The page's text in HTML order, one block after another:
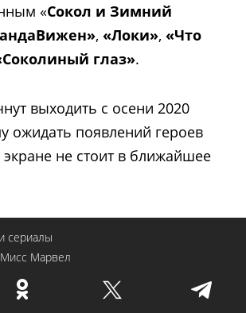
«Сокол и Зимний
, «Локи», «Что
глаз».
выходить с осени 2020
ожидать появлений героев
не стоит в ближайшее
сериалы
Марвел